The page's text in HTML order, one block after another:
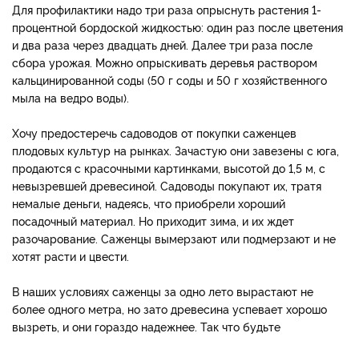
Для профилактики надо три раза опрыснуть растения 1-
процентной бордоской жидкостью: один раз после цветения
и два раза через двадцать дней. Далее три раза после
сбора урожая. Можно опрыскивать деревья раствором
кальцинированной соды (50 г соды и 50 г хозяйственного
мыла на ведро воды).
Хочу предостеречь садоводов от покупки саженцев
плодовых культур на рынках. Зачастую они завезены с юга,
продаются с красочными картинками, высотой до 1,5 м, с
невызревшей древесиной. Садоводы покупают их, тратя
немалые деньги, надеясь, что приобрели хороший
посадочный материал. Но приходит зима, и их ждет
разочарование. Саженцы вымерзают или подмерзают и не
хотят расти и цвести.
В наших условиях саженцы за одно лето вырастают не
более одного метра, но зато древесина успевает хорошо
вызреть, и они гораздо надежнее. Так что будьте